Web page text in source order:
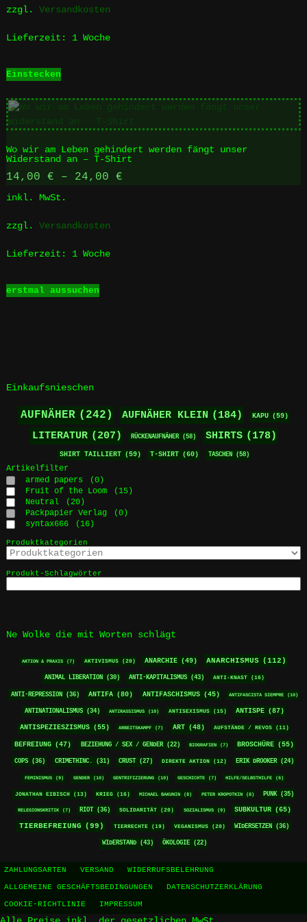
Produktseite
werden
zzgl. Versandkosten
Lieferzeit: 1 Woche
Einstecken
Wo wir am Leben gehindert werden fängt unser
Widerstand an – T-Shirt
14,00 € – 24,00 €
inkl. MwSt.
zzgl. Versandkosten
Lieferzeit: 1 Woche
erstmal aussuchen
Dieses
Produkt
auf
Produktseite
gewählt
Einkaufsnieschen
AUFNÄHER (242) AUFNÄHER KLEIN (184) KAPU (59)
LITERATUR (207) RÜCKENAUFNÄHER (58) SHIRTS (178)
SHIRT TAILLIERT (59) T-SHIRT (60) TASCHEN (58)
Artikelfilter
armed papers
(0)
Fruit of the Loom
(15)
Neutral
(20)
Packpapier Verlag
(0)
syntax666
(16)
Produktkategorien
Produkt-Schlagwörter
Ne Wolke die mit Worten schlägt
AKTION & PRAXIS (7) AKTIVISMUS (20) ANARCHIE (49) ANARCHISMUS (112)
ANIMAL LIBERATION (30) ANTI-KAPITALISMUS (43) ANTI-KNAST (16)
ANTI-REPRESSION (36) ANTIFA (80) ANTIFASCHISMUS (45) ANTIFASCISTA SIEMPRE (10)
ANTINATIONALISMUS (34) ANTIRASSISMUS (10) ANTISEXISMUS (15) ANTISPE (87)
ANTISPEZIESZISMUS (55) ARBEITSKAMPF (7) ART (48) AUFSTÄNDE / REVOS (11)
BEFREIUNG (47) BEZIEHUNG / SEX / GENDER (22) BIOGRAFIEN (7) BROSCHÜRE (55)
COPS (36) CRIMETHINC. (31) CRUST (27) DIREKTE AKTION (12) ERIK DROOKER (24)
FEMINISMUS (9) GENDER (10) GENTRIFIZIERUNG (10) GESCHICHTE (7) HILFE/SELBSTHILFE (6)
JONATHAN EIBISCH (13) KRIEG (16) MICHAEL BAKUNIN (8) PETER KROPOTKIN (8) PUNK (35)
RELEGIONSKRITIK (7) RIOT (36) SOLIDARITÄT (20) SOZIALISMUS (9) SUBKULTUR (65)
TIERBEFREIUNG (99) TIERRECHTE (19) VEGANISMUS (20) WIDERSETZEN (36)
WIDERSTAND (43) ÖKOLOGIE (22)
ZAHLUNGSARTEN VERSAND WIDERRUFSBELEHRUNG
ALLGEMEINE GESCHÄFTSBEDINGUNGEN DATENSCHUTZERKLÄRUNG
COOKIE-RICHTLINIE IMPRESSUM